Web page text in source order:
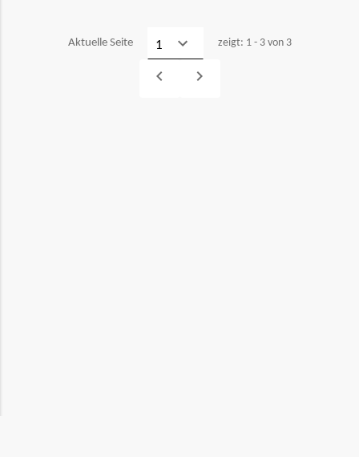
Aktuelle Seite zeigt: 1 - 3 von 3
navigate_before navigate_next